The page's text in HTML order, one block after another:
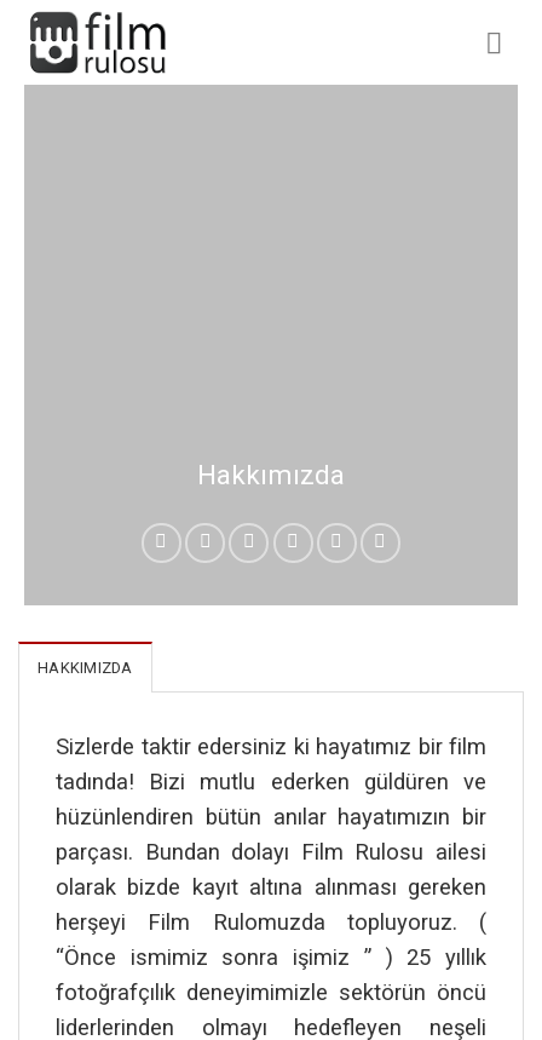
İçeriğe
Hakkımızda
HAKKIMIZDA
Sizlerde taktir edersiniz ki hayatımız bir film
tadında! Bizi mutlu ederken güldüren ve
hüzünlendiren bütün anılar hayatımızın bir
parçası. Bundan dolayı Film Rulosu ailesi
olarak bizde kayıt altına alınması gereken
herşeyi Film Rulomuzda topluyoruz. (
“Önce ismimiz sonra işimiz ” ) 25 yıllık
fotoğrafçılık deneyimimizle sektörün öncü
liderlerinden olmayı hedefleyen neşeli